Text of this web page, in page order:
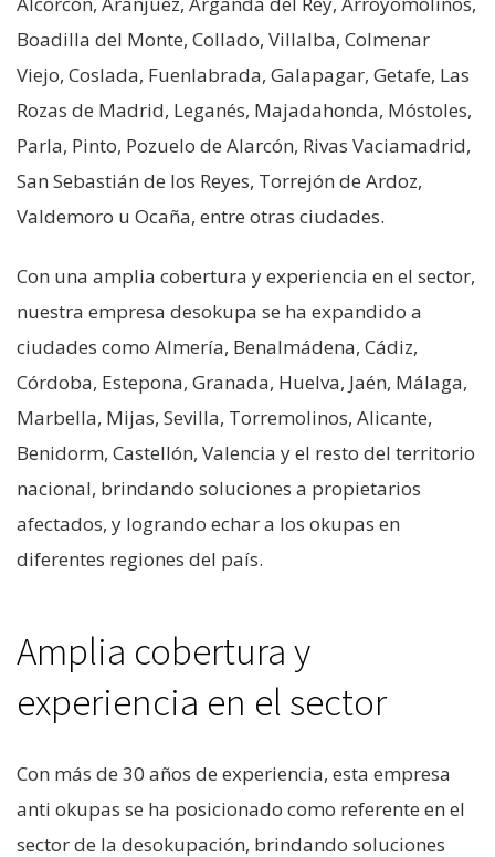
Boadilla del Monte, Collado, Villalba, Colmenar
Viejo, Coslada, Fuenlabrada, Galapagar, Getafe, Las
Rozas de Madrid, Leganés, Majadahonda, Móstoles,
Parla, Pinto, Pozuelo de Alarcón, Rivas Vaciamadrid,
San Sebastián de los Reyes, Torrejón de Ardoz,
Valdemoro u Ocaña, entre otras ciudades.
Con una amplia cobertura y experiencia en el sector,
nuestra empresa desokupa se ha expandido a
ciudades como Almería, Benalmádena, Cádiz,
Córdoba, Estepona, Granada, Huelva, Jaén, Málaga,
Marbella, Mijas, Sevilla, Torremolinos, Alicante,
Benidorm, Castellón, Valencia y el resto del territorio
nacional, brindando soluciones a propietarios
afectados, y logrando echar a los okupas en
diferentes regiones del país.
Amplia cobertura y
experiencia en el sector
Con más de 30 años de experiencia, esta empresa
anti okupas se ha posicionado como referente en el
sector de la desokupación, brindando soluciones